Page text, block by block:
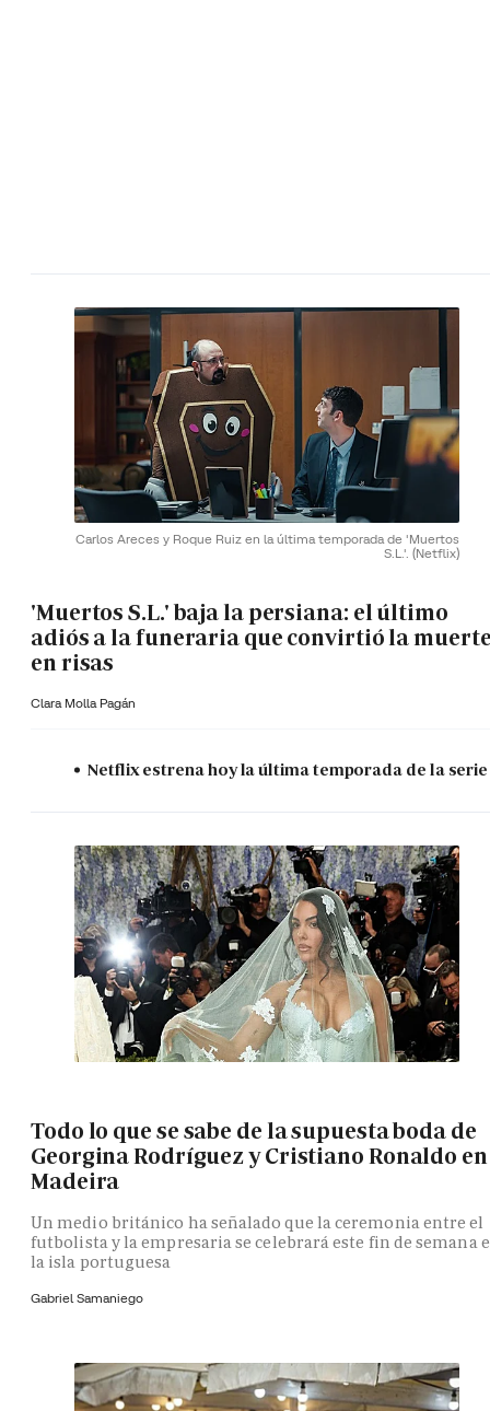
Carlos Areces y Roque Ruiz en la última temporada de 'Muertos
S.L.'. (Netflix)
'Muertos S.L.' baja la persiana: el último
adiós a la funeraria que convirtió la
en risas
Clara Molla Pagán
Netflix estrena hoy la última temporada de la serie
Todo lo que se sabe de la supuesta boda de
Georgina Rodríguez y Cristiano Ronaldo en
Madeira
Un medio británico ha señalado que la ceremonia entre el
futbolista y la empresaria se celebrará este fin de semana
la isla portuguesa
Gabriel Samaniego